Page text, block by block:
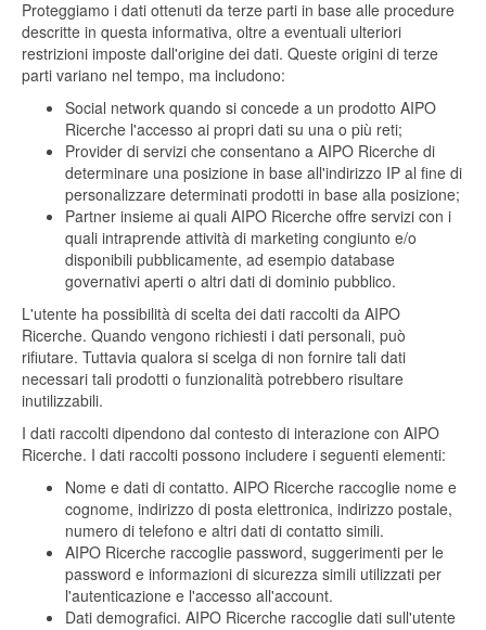
Proteggiamo i dati ottenuti da terze parti in base alle procedure
descritte in questa informativa, oltre a eventuali ulteriori
restrizioni imposte dall'origine dei dati. Queste origini di terze
parti variano nel tempo, ma includono:
Social network quando si concede a un prodotto AIPO
Ricerche l'accesso ai propri dati su una o più reti;
Provider di servizi che consentano a AIPO Ricerche di
determinare una posizione in base all'indirizzo IP al fine di
personalizzare determinati prodotti in base alla posizione;
Partner insieme ai quali AIPO Ricerche offre servizi con i
quali intraprende attività di marketing congiunto e/o
disponibili pubblicamente, ad esempio database
governativi aperti o altri dati di dominio pubblico.
L'utente ha possibilità di scelta dei dati raccolti da AIPO
Ricerche. Quando vengono richiesti i dati personali, può
rifiutare. Tuttavia qualora si scelga di non fornire tali dati
necessari tali prodotti o funzionalità potrebbero risultare
inutilizzabili.
I dati raccolti dipendono dal contesto di interazione con AIPO
Ricerche. I dati raccolti possono includere i seguenti elementi:
Nome e dati di contatto. AIPO Ricerche raccoglie nome e
cognome, indirizzo di posta elettronica, indirizzo postale,
numero di telefono e altri dati di contatto simili.
AIPO Ricerche raccoglie password, suggerimenti per le
password e informazioni di sicurezza simili utilizzati per
l'autenticazione e l'accesso all'account.
Dati demografici. AIPO Ricerche raccoglie dati sull'utente